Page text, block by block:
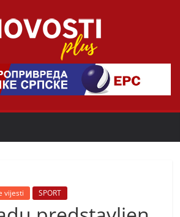
Novosti
vijesti SPORT